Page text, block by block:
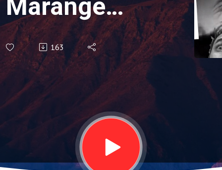
Marängens
resa, men
mest om
sängar på
tåg och
ankfötter i
163